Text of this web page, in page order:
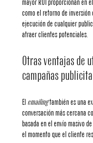
mayor ROI proporcionan en
como el retorno de
ejecución de cualquier
atraer clientes potenciales.
Otras ventajas de
campañas
El emailingtambién es una
conversación más cercana
basada en el envío masivo
el momento que el cliente